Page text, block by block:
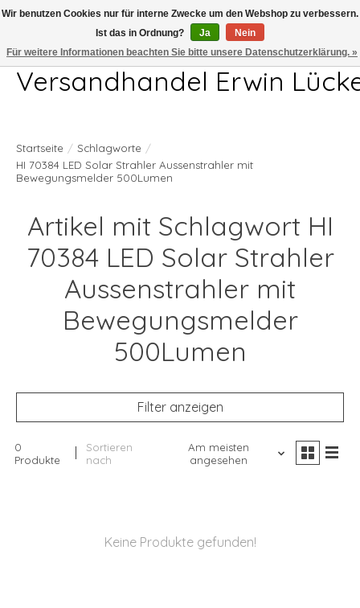
Telefon 04407 715872 MO-DO 7.00-17.00Uhr FR 7.00-13.00Uhr
Versandhandel Erwin
Startseite / Schlagworte /
HI 70384 LED Solar Strahler Aussenstrahler mit
Bewegungsmelder 500Lumen
Artikel mit Schlagwort HI
70384 LED Solar Strahler
Aussenstrahler mit
Bewegungsmelder
500Lumen
Filter anzeigen
0
Produkte
Sortieren
nach
Am meisten
angesehen
Keine Produkte gefunden!
Wir benutzen Cookies nur für interne Zwecke um den Webshop zu verbessern.
Ist das in Ordnung?
Ja
Nein
Für weitere Informationen beachten Sie bitte unsere Datenschutzerklärung. »